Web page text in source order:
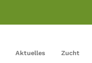
Aktuelles Zucht